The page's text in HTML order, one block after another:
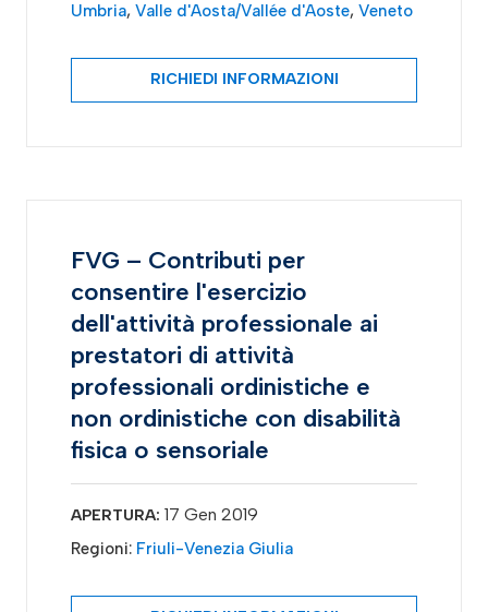
Umbria, Valle d'Aosta/Vallée d'Aoste, Veneto
RICHIEDI INFORMAZIONI
FVG – Contributi per
consentire l'esercizio
dell'attività professionale ai
prestatori di attività
professionali ordinistiche e
non ordinistiche con disabilità
fisica o sensoriale
APERTURA: 17 Gen 2019
Regioni: Friuli-Venezia Giulia